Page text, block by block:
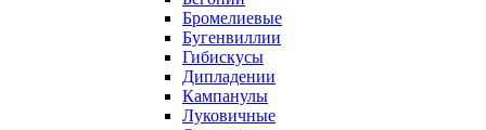
Бромелиевые
Бугенвиллии
Гибискусы
Дипладении
Кампанулы
Луковичные